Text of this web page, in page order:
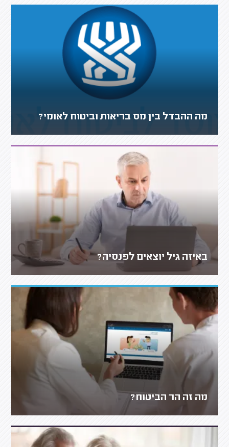
מה ההבדל בין מס בריאות וביטוח לאומי?
באיזה גיל יוצאים לפנסיה?
מה זה הר הביטוח?